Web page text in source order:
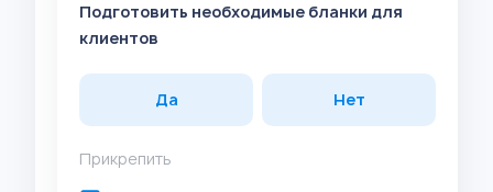
Подготовить необходимые бланки для
клиентов
Да Нет
Прикрепить